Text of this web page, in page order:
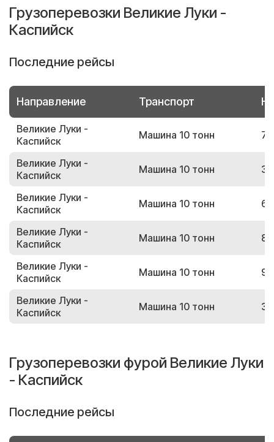
Грузоперевозки Великие Луки -
Каспийск
Последние рейсы
Направление Транспорт
Великие Луки -
Каспийск
Машина 10 тонн
Великие Луки -
Каспийск
Машина 10 тонн
Великие Луки -
Каспийск
Машина 10 тонн
Великие Луки -
Каспийск
Машина 10 тонн
Великие Луки -
Каспийск
Машина 10 тонн
Великие Луки -
Каспийск
Машина 10 тонн
Грузоперевозки фурой Великие Луки
- Каспийск
Последние рейсы